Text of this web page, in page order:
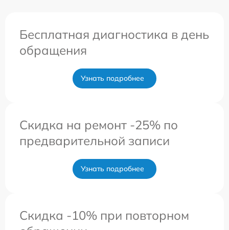
Бесплатная диагностика в день
обращения
Узнать подробнее
Скидка на ремонт -25% по
предварительной записи
Узнать подробнее
Скидка -10% при повторном